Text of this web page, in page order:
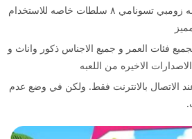
كذلك يتوفر في تحميل لعبه زومبي تسونامي ٨ سلطات خاصه للاستخدام
فئات العمر و جميع الاجناس ذكور واناث و
عند الاتصال بالانترنت فقط. ولكن في وضع عدم